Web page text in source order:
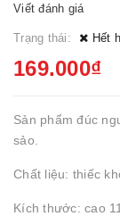
Viết đánh giá
Trạng thái: Hết
169.000₫
Sản phẩm đúc
sảo.
Chất liệu: thiếc
Kích thước: cao